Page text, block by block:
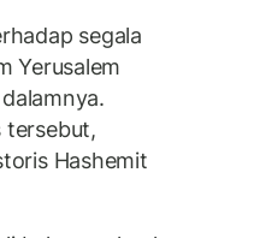
segala
Yerusalem
tersebut,
Hashemit